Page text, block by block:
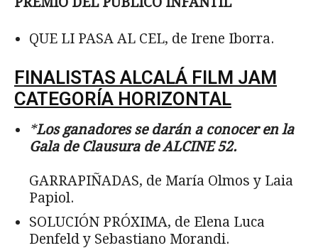
QUE LI PASA AL CEL, de Irene Iborra.
FINALISTAS ALCALÁ FILM JAM
CATEGORÍA HORIZONTAL
*Los ganadores se darán a conocer en la
Gala de Clausura de ALCINE 52.
GARRAPIÑADAS, de María Olmos y Laia
Papiol.
SOLUCIÓN PRÓXIMA, de Elena Luca
Denfeld y Sebastiano Morandi.